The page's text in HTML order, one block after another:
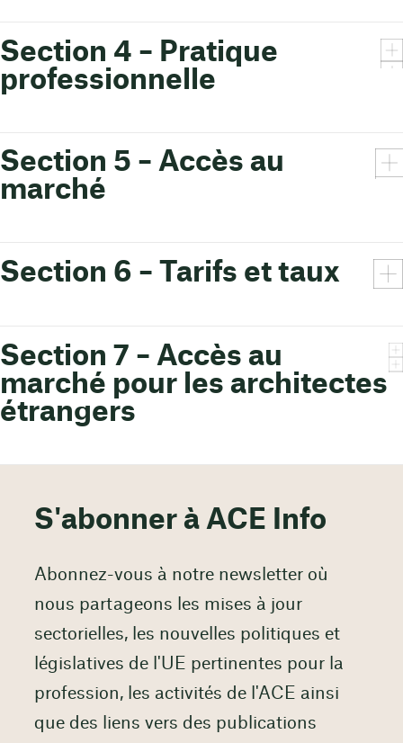
Section 4 – Pratique
professionnelle
Section 5 – Accès au
marché
Section 6 – Tarifs et taux
Section 7 – Accès au
marché pour les architectes
étrangers
S'abonner à ACE Info
Abonnez-vous à notre newsletter où
nous partageons les mises à jour
sectorielles, les nouvelles politiques et
législatives de l'UE pertinentes pour la
profession, les activités de l'ACE ainsi
que des liens vers des publications